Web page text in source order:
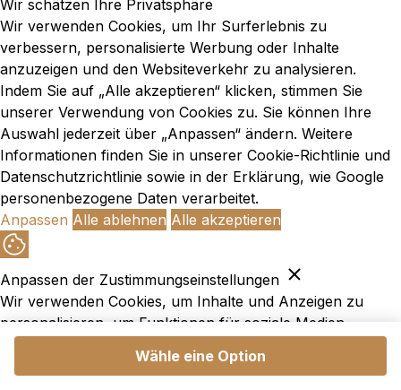
Wähle eine Option
Wir schätzen Ihre Privatsphäre
Wir verwenden Cookies, um Ihr Surferlebnis zu
verbessern, personalisierte Werbung oder Inhalte
anzuzeigen und den Websiteverkehr zu analysieren.
Indem Sie auf „Alle akzeptieren“ klicken, stimmen Sie
unserer Verwendung von Cookies zu. Sie können Ihre
Auswahl jederzeit über „Anpassen“ ändern. Weitere
Informationen finden Sie in unserer Cookie-Richtlinie und
Datenschutzrichtlinie sowie in der Erklärung, wie Google
personenbezogene Daten verarbeitet.
Anpassen Alle ablehnen Alle akzeptieren
Anpassen der Zustimmungseinstellungen
Wir verwenden Cookies, um Inhalte und Anzeigen zu
personalisieren, um Funktionen für soziale Medien
anbieten zu können und um unseren Traffic zu
analysieren. Außerdem geben wir Informationen über Ihre